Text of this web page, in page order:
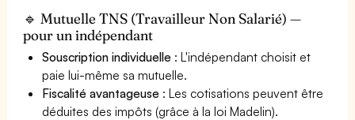
🔹 Mutuelle TNS (Travailleur Non Salarié) —
pour un indépendant
Souscription individuelle : L'indépendant choisit et
paie lui-même sa mutuelle.
Fiscalité avantageuse : Les cotisations peuvent être
déduites des impôts (grâce à la loi Madelin).